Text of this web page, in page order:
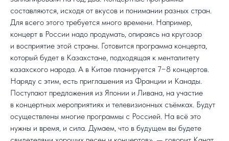
составляются, исходя от вкусов и понимании разных стран.
Для всего этого требуется много времени. Например,
концерт в России надо продумать, опираясь на кругозор
и восприятие этой страны. Готовится программа концерта,
который будет в Казахстане, подходящая к менталитету
казахского народа. А в Китае планируется 7−8 концертов.
Наряду с этим, есть приглашения из Франции и Канады.
Поступают предложения из Японии и Ливана, на участие
в концертных мероприятиях и телевизионных съёмках. Будут
осуществлены многие программы с Россией. На всё это
нужны и время, и сила. Думаем, что в будущем вы будете